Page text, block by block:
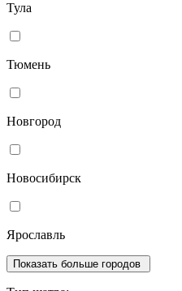
Тула
Тюмень
Новгород
Новосибирск
Ярославль
Показать больше городов